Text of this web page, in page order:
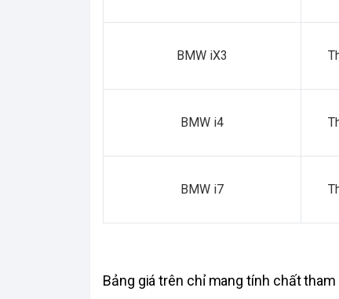
BMW iX3
BMW i4
BMW i7
Bảng giá trên chỉ mang tính chất